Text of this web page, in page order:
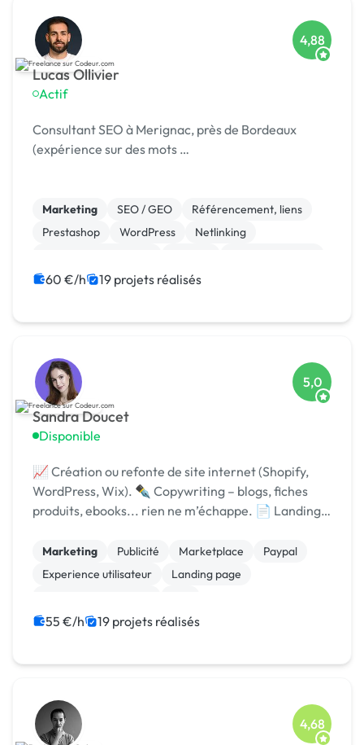
Lucas Ollivier
Actif
4,88
Consultant SEO à Merignac, près de Bordeaux
(expérience sur des mots …
Marketing SEO / GEO
Référencement, liens
Prestashop
WordPress
Netlinking
Google Ads
60 €/h 19 projets réalisés
Sandra Doucet
Disponible
5,0
📈 Création ou refonte de site internet (Shopify,
WordPress, Wix). ✒️ Copywriting – blogs, fiches
produits, ebooks... rien ne m’échappe. 📄 Landing
Marketing Publicité Marketplace
Paypal
Experience utilisateur
Landing page
Campagne display avec bannières
55 €/h 19 projets réalisés
4,68